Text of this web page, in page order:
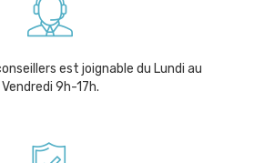
est joignable du Lundi au
Vendredi 9h-17h.